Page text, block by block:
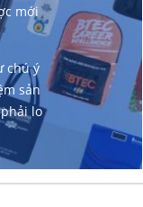
mới
chú ý
sản
lo